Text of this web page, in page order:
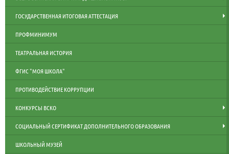
ГОСУДАРСТВЕННАЯ ИТОГОВАЯ АТТЕСТАЦИЯ
ПРОФМИНИМУМ
ТЕАТРАЛЬНАЯ ИСТОРИЯ
ФГИС "МОЯ ШКОЛА"
ПРОТИВОДЕЙСТВИЕ КОРРУПЦИИ
КОНКУРСЫ ВСКО
СОЦИАЛЬНЫЙ СЕРТИФИКАТ ДОПОЛНИТЕЛЬНОГО ОБРАЗОВАНИЯ
ШКОЛЬНЫЙ МУЗЕЙ